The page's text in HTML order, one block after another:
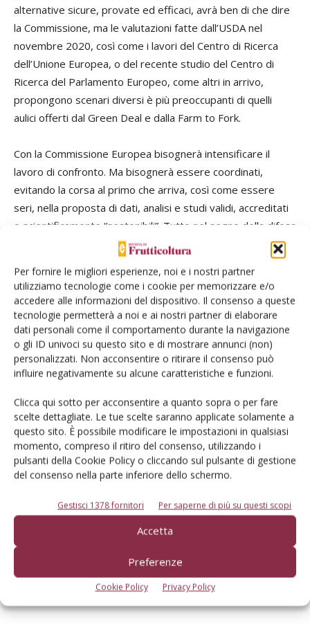
Per fornire le migliori esperienze, noi e i nostri partner
utilizziamo tecnologie come i cookie per memorizzare e/o
accedere alle informazioni del dispositivo. Il consenso a queste
tecnologie permetterà a noi e ai nostri partner di elaborare
dati personali come il comportamento durante la navigazione
o gli ID univoci su questo sito e di mostrare annunci (non)
personalizzati. Non acconsentire o ritirare il consenso può
influire negativamente su alcune caratteristiche e funzioni.
Clicca qui sotto per acconsentire a quanto sopra o per fare
scelte dettagliate. Le tue scelte saranno applicate solamente a
questo sito. È possibile modificare le impostazioni in qualsiasi
momento, compreso il ritiro del consenso, utilizzando i
pulsanti della Cookie Policy o cliccando sul pulsante di gestione
del consenso nella parte inferiore dello schermo.
Gestisci 1378 fornitori Per saperne di più su questi scopi
Accetta
Preferenze
Cookie Policy Privacy Policy
alternative sicure, provate ed efficaci, avrà ben di che dire
la Commissione, ma le valutazioni fatte dall’USDA nel
novembre 2020, così come i lavori del Centro di Ricerca
dell’Unione Europea, o del recente studio del Centro di
Ricerca del Parlamento Europeo, come altri in arrivo,
propongono scenari diversi è più preoccupanti di quelli
aulici offerti dal Green Deal e dalla Farm to Fork.
Con la Commissione Europea bisognerà intensificare il
lavoro di confronto. Ma bisognerà essere coordinati,
evitando la corsa al primo che arriva, così come essere
seri, nella proposta di dati, analisi e studi validi, accreditati
e scientificamente “sostenibili”. Tutto nel segno della difesa
primaria del reddito del produttore, come persona e
Se Dalpiaz potesse decidere e rendere
operativa un’azione immediata a sostegno dei
frutticoltori quale sarebbe?
Il primo obiettivo deve rimanere l’aggregazione. Su questo
un’azione sarebbe unire le 4 principali organizzazioni del
territorio.
Poche Organizzazioni consentono non solo di mitigare gli
effetti dei fattori contrari, ma anche di fruire al meglio delle
puramente commerciale. Se quattro OP del Trentino-Alto
Adige governano oltre il 70% della produzione nazionale di
mele, le stesse coordinano circa 15.000 frutticoltori, ai quali
vengono date direttive precise e controllate, di anno in
anno migliori, volte a interagire meglio con i consumatori,